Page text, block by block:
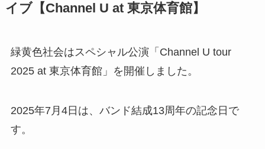
イブ【Channel U at 東京体育館】
緑黄色社会はスペシャル公演「Channel U tour
2025 at 東京体育館」を開催しました。
2025年7月4日は、バンド結成13周年の記念日で
す。